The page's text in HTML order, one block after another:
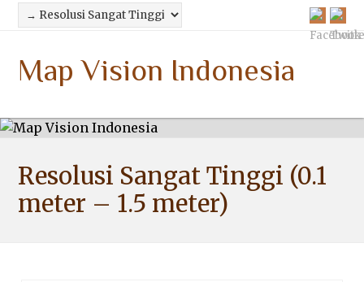
Map Vision Indonesia
Resolusi Sangat Tinggi (0.1
meter – 1.5 meter)